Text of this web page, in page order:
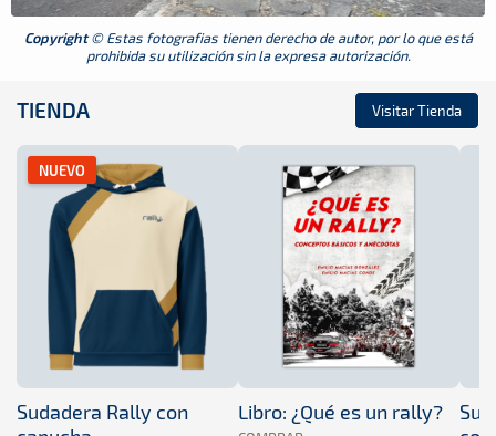
Copyright© Estas fotografias tienen derecho de autor, por lo que está
prohibida su utilización sin la expresa autorización.
TIENDA Visitar Tienda
NUEVO
Sudadera Rally con
Libro: ¿Qué es un rally?